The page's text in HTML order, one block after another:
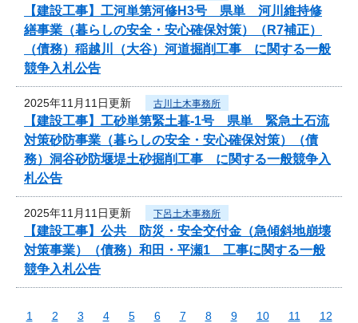
【建設工事】工河単第河修H3号 県単 河川維持修
繕事業（暮らしの安全・安心確保対策）（R7補正）
（債務）稲越川（大谷）河道掘削工事 に関する一般
競争入札公告
2025年11月11日更新 古川土木事務所
【建設工事】工砂単第緊土暮-1号 県単 緊急土石流
対策砂防事業（暮らしの安全・安心確保対策）（債
務）洞谷砂防堰堤土砂掘削工事 に関する一般競争入
札公告
2025年11月11日更新 下呂土木事務所
【建設工事】公共 防災・安全交付金（急傾斜地崩壊
対策事業）（債務）和田・平瀬1 工事に関する一般
競争入札公告
1 2 3 4 5 6 7 8 9 10 11
12